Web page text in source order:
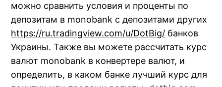
можно сравнить условия и проценты по
депозитам в monobank с депозитами других
https://ru.tradingview.com/u/DotBig/ банков
Украины. Также вы можете рассчитать курс
валют monobank в конвертере валют, и
определить, в каком банке лучший курс для